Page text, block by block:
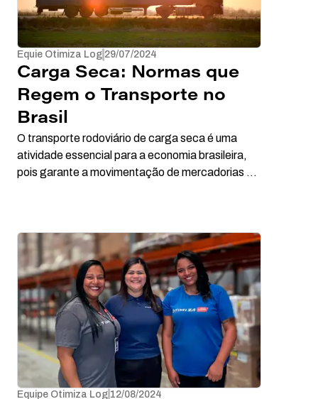
Equie Otimiza Log 29/07/2024
Carga Seca: Normas que
Regem o Transporte no
Brasil
O transporte rodoviário de carga seca é uma
atividade essencial para a economia brasileira,
pois garante a movimentação de mercadorias de
é carga seca e os tipos de caminhões mais
utilizados para esse fim.
Equipe Otimiza Log 12/08/2024